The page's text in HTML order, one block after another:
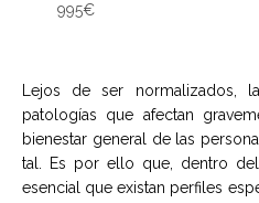
995€
Lejos de ser normalizados,
patologías que afectan
bienestar general de las
tal. Es por ello que, dentro
esencial que existan perfiles